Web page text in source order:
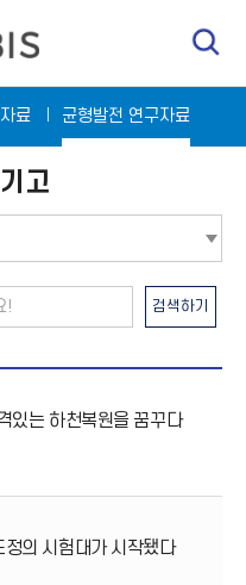
료 균형발전 연구자료
고
검색하기
있는 하천복원을 꿈꾸다
의 시험대가 시작됐다